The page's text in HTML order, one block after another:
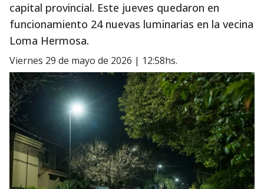
capital provincial. Este jueves quedaron en
funcionamiento 24 nuevas luminarias en la vecina
Loma Hermosa.
viernes 29 de mayo de 2026 | 12:58hs.